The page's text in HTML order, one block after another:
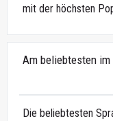
mit der höchsten
Am beliebtesten im
Die beliebtesten